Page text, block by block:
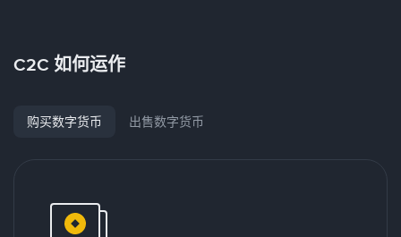
C2C 如何运作
购买数字货币 出售数字货币